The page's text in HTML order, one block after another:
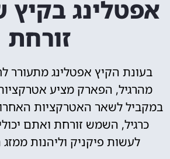
אפטלינג
זורחת
בעונת הקיץ אפטלינג מתעורר
מהרגיל, הפארק מציע
במקביל לשאר האטרקציות
כרגיל, השמש זורחת ואתם
לעשות פיקניק וליהנות ממזג